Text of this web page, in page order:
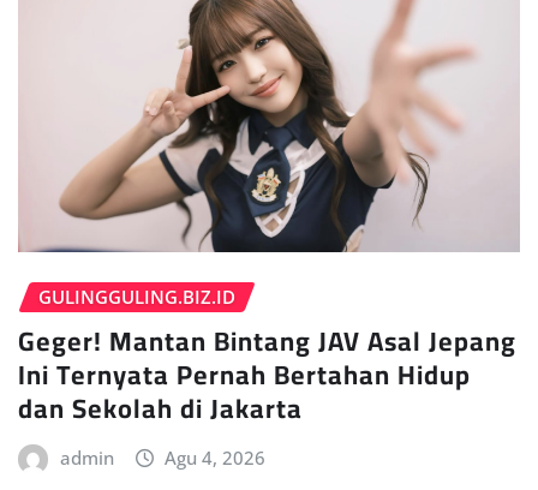
GULINGGULING.BIZ.ID
Geger! Mantan Bintang JAV Asal Jepang
Ini Ternyata Pernah Bertahan Hidup
dan Sekolah di Jakarta
admin Agu 4, 2026